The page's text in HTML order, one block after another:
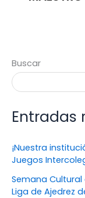
Buscar
Entradas
¡Nuestra
Juegos
Semana Cultural
Liga de Ajedrez